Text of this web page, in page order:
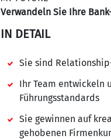
Verwandeln Sie Ihre
IN DETAIL
Sie sind
Ihr Team entwickeln
Führungsstandards
Sie gewinnen auf
gehobenen